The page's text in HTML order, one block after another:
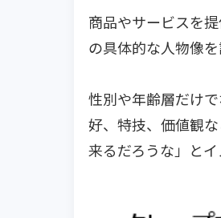
商品やサービスを
の具体的な人物像を
性別や年齢層だけ
好、特技、価値観
来るだろうな」と